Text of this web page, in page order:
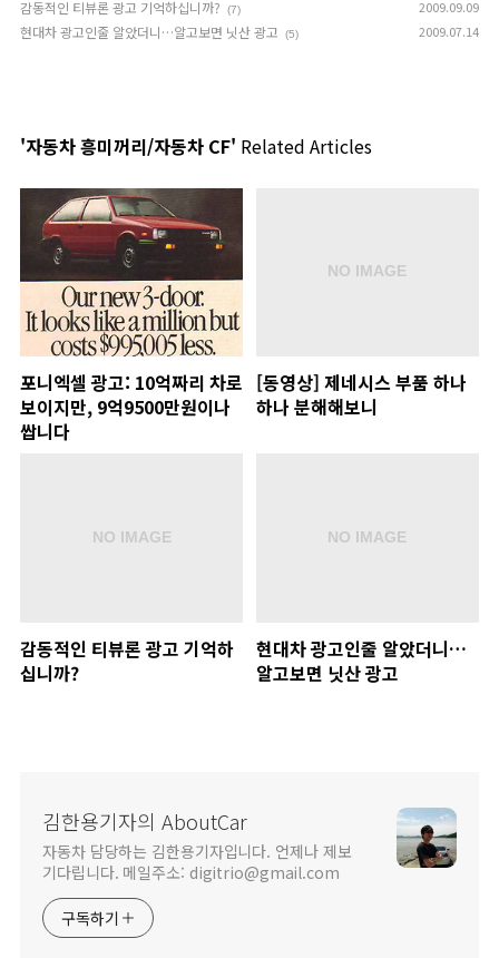
감동적인 티뷰론 광고 기억하십니까? (7) 2009.09.09
현대차 광고인줄 알았더니…알고보면 닛산 광고 (5) 2009.07.14
'자동차 흥미꺼리/자동차 CF' Related Articles
포니엑셀 광고: 10억짜리 차로
보이지만, 9억9500만원이나
쌉니다
[동영상] 제네시스 부품 하나
하나 분해해보니
감동적인 티뷰론 광고 기억하
십니까?
현대차 광고인줄 알았더니…
알고보면 닛산 광고
김한용기자의 AboutCar
자동차 담당하는 김한용기자입니다. 언제나 제보
기다립니다. 메일주소: digitrio@gmail.com
구독하기